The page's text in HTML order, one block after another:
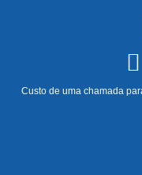
Custo de uma chamada